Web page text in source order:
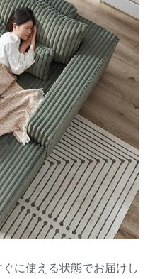
に使える状態でお届けし